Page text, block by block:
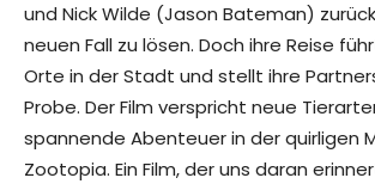
und Nick Wilde (Jason Bateman)
neuen Fall zu lösen. Doch ihre Reise
Orte in der Stadt und stellt ihre
Probe. Der Film verspricht neue
spannende Abenteuer in der quirligen
Zootopia. Ein Film, der uns daran